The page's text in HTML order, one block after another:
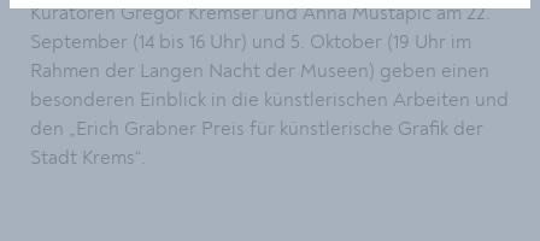
Kuratoren Gregor Kremser und Anna Mustapic am 22.
September (14 bis 16 Uhr) und 5. Oktober (19 Uhr im
Rahmen der Langen Nacht der Museen) geben einen
besonderen Einblick in die künstlerischen Arbeiten und
den „Erich Grabner Preis für künstlerische Grafik der
Stadt Krems“.